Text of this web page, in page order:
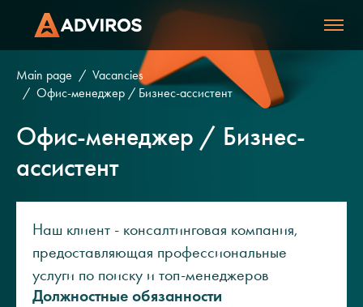
Main page
Vacancies
Офис-менеджер / Бизнес-ассистент
Офис-менеджер / Бизнес-
ассистент
Наш клиент - консалтинговая компания,
предоставляющая профессиональные
услуги по поиску и топ-менеджеров
Должностные обязанности